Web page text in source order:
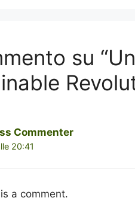
su
Commenter
20:41
a comment.